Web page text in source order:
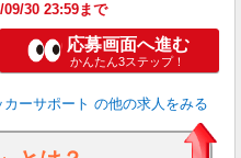
30 23:59まで
応募画面へ進む
かんたん3ステップ！
ーサポート の他の求人をみる